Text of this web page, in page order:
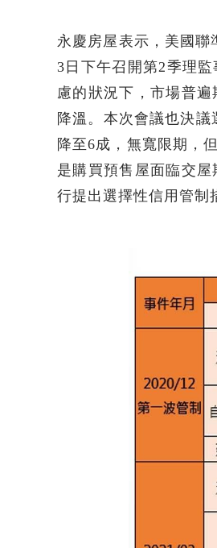
永慶房屋表示，美國聯
3日下午召開第2季理
慮的狀況下，市場普
降溫。本次會議也決
降至6成，無寬限期，
是購買預售屋面臨交
行提出選擇性信用管制